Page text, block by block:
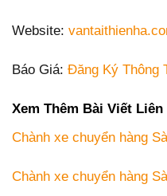
Website:
Báo Giá: Đăng Ký Thông
Xem Thêm Bài Viết Liên
Chành xe chuyển hàng
Chành xe chuyển hàng